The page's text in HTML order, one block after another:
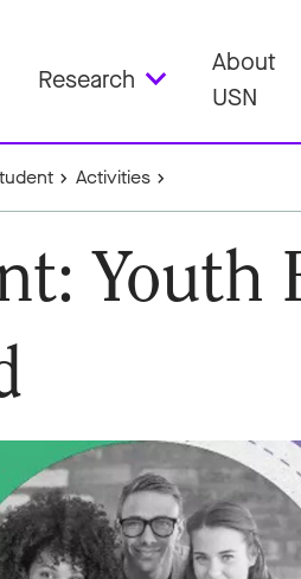
Research
About
USN
Activities
Youth